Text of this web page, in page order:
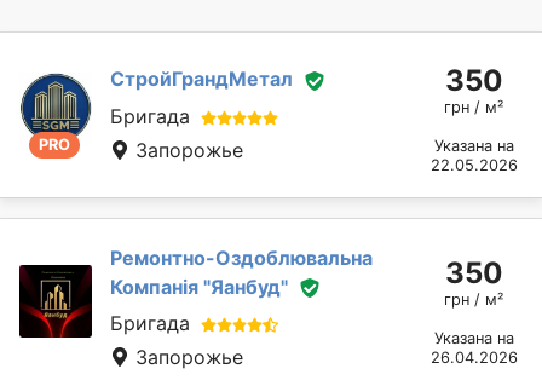
PRO
СтройГрандМетал
Бригада
Запорожье
350
грн / м²
Указана на
22.05.2026
Ремонтно-Оздоблювальна
Компанія "Яанбуд"
Бригада
Запорожье
350
грн / м²
Указана на
26.04.2026